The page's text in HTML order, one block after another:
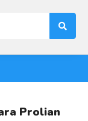
Prolian